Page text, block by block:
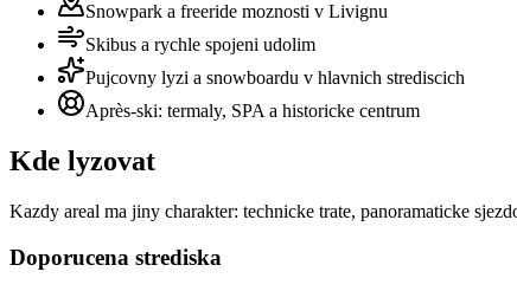
Snowpark a freeride moznosti v Livignu
Skibus a rychle spojeni udolim
Pujcovny lyzi a snowboardu v hlavnich strediscich
Après-ski: termaly, SPA a historicke centrum
Kde lyzovat
Kazdy areal ma jiny charakter: technicke trate, panoramaticke
Doporucena strediska